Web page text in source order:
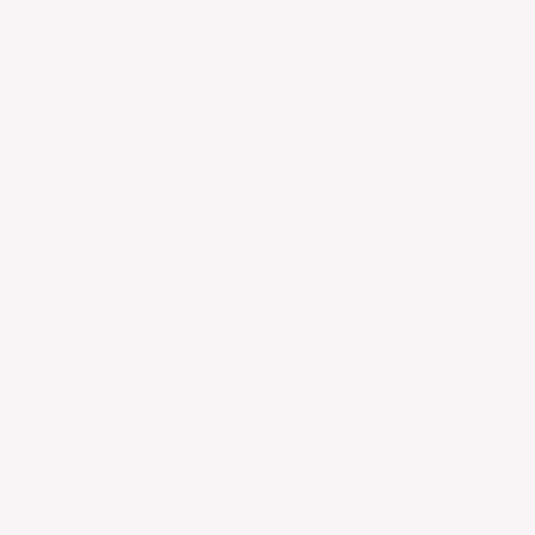
wordt voldaan. Pas uw voorkeuren aan om te